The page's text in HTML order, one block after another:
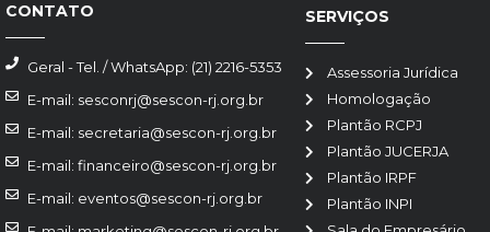
SERVIÇOS
Assessoria Jurídica
Homologação
Plantão RCPJ
Plantão JUCERJA
Plantão IRPF
Plantão INPI
CONTATO
Geral - Tel. / WhatsApp: (21) 2216-5353
E-mail: sesconrj@sescon-rj.org.br
E-mail: secretaria@sescon-rj.org.br
E-mail: financeiro@sescon-rj.org.br
E-mail: eventos@sescon-rj.org.br